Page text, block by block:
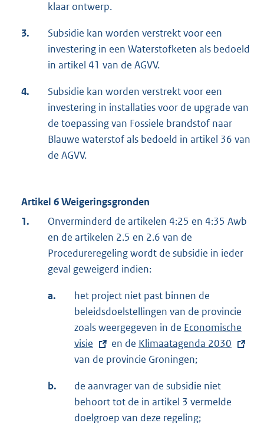
klaar ontwerp.
3.
Subsidie kan worden verstrekt voor een
investering in een Waterstofketen als bedoeld
in artikel 41 van de AGVV.
4.
Subsidie kan worden verstrekt voor een
investering in installaties voor de upgrade van
de toepassing van Fossiele brandstof naar
Blauwe waterstof als bedoeld in artikel 36 van
de AGVV.
Artikel 6 Weigeringsgronden
1.
Onverminderd de artikelen 4:25 en 4:35 Awb
en de artikelen 2.5 en 2.6 van de
Procedureregeling wordt de subsidie in ieder
geval geweigerd indien:
a.
het project niet past binnen de
beleidsdoelstellingen van de provincie
zoals weergegeven in de E
x
t
r
n
Economische
visie
en de E
x
e
Klimaatagenda 2030
van de provincie Groningen;
b.
de aanvrager van de subsidie niet
behoort tot de in artikel 3 vermelde
doelgroep van deze regeling;